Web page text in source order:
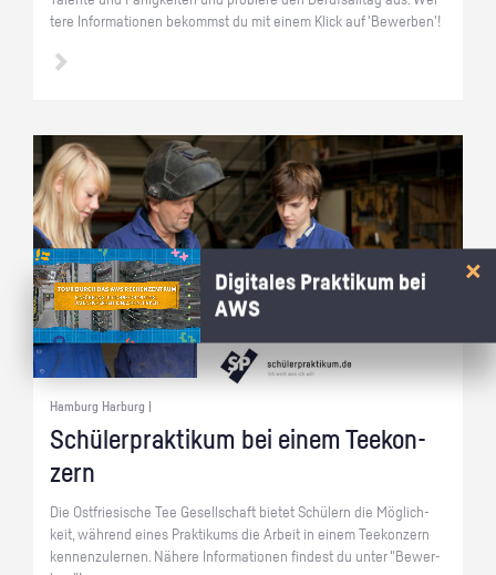
te­re In­for­ma­tio­nen be­kommst du mit einem Klick auf 'Be­wer­ben'!
Hamburg Harburg |
Schü­ler­prak­ti­kum bei einem Tee­kon­
zern
Die Ost­frie­si­sche Tee Ge­sell­schaft bie­tet Schü­lern die Mög­lich­
keit, wäh­rend eines Prak­ti­kums die Ar­beit in einem Tee­kon­zern
ken­nen­zu­ler­nen. Nä­he­re In­for­ma­tio­nen fin­dest du unter "Be­wer­
Digitales Praktikum bei
AWS